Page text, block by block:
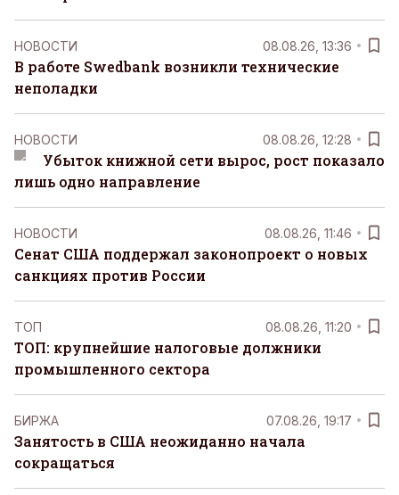
НОВОСТИ 08.08.26, 13:36
В работе Swedbank возникли технические
неполадки
НОВОСТИ 08.08.26, 12:28
Убыток книжной сети вырос, рост показало
лишь одно направление
НОВОСТИ 08.08.26, 11:46
Сенат США поддержал законопроект о новых
санкциях против России
ТОП 08.08.26, 11:20
ТОП: крупнейшие налоговые должники
промышленного сектора
БИРЖА 07.08.26, 19:17
Занятость в США неожиданно начала
сокращаться